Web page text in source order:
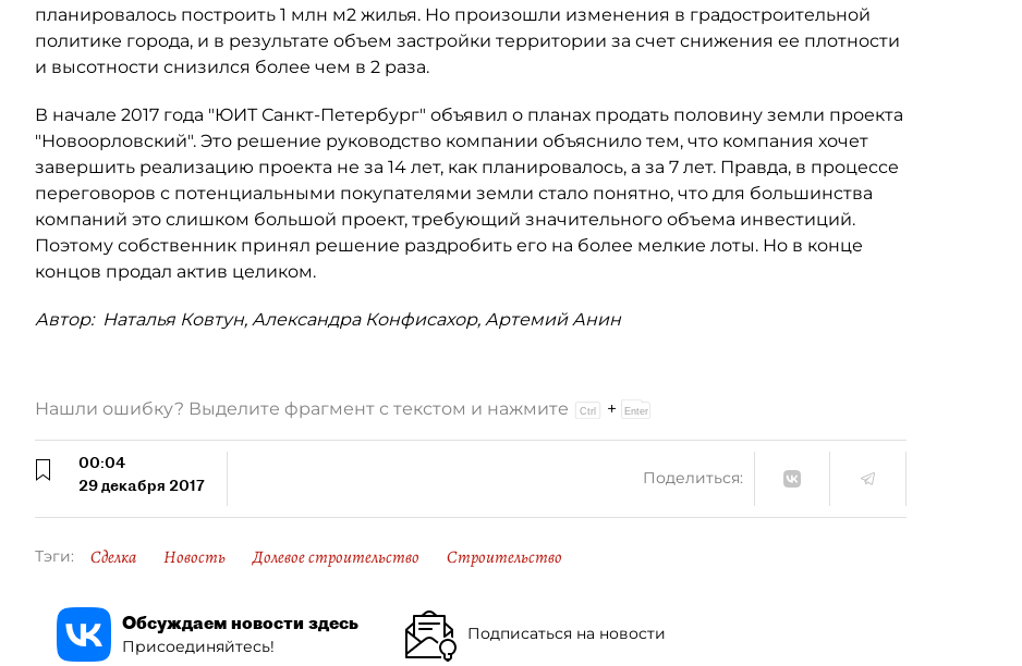
планировалось построить 1 млн м2 жилья. Но произошли изменения в градостроительной
политике города, и в результате объем застройки территории за счет снижения ее плотности
и высотности снизился более чем в 2 раза.
В начале 2017 года "ЮИТ Санкт-Петербург" объявил о планах продать половину земли проекта
"Новоорловский". Это решение руководство компании объяснило тем, что компания хочет
завершить реализацию проекта не за 14 лет, как планировалось, а за 7 лет. Правда, в процессе
переговоров с потенциальными покупателями земли стало понятно, что для большинства
компаний это слишком большой проект, требующий значительного объема инвестиций.
Поэтому собственник принял решение раздробить его на более мелкие лоты. Но в конце
концов продал актив целиком.
Автор: Наталья Ковтун, Александра Конфисахор, Артемий Анин
Нашли ошибку? Выделите фрагмент с текстом и нажмите +
00:04
29 декабря 2017
Поделиться:
Тэги: Сделка Новость Долевое строительство Строительство
Обсуждаем новости здесь
Присоединяйтесь!
Подписаться на новости